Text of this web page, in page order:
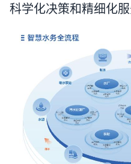
科学化决策和精细化服